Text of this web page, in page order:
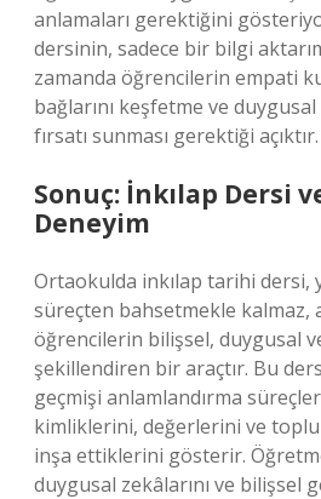
anlamaları gerektiğini
dersinin, sadece bir bilgi
zamanda öğrencilerin empati
bağlarını keşfetme ve
fırsatı sunması gerektiği açıktır.
Sonuç: İnkılap Dersi
Deneyim
Ortaokulda inkılap tarihi dersi,
süreçten bahsetmekle kalmaz,
öğrencilerin bilişsel, duygusal
şekillendiren bir araçtır. Bu
geçmişi anlamlandırma
kimliklerini, değerlerini ve
inşa ettiklerini gösterir.
duygusal zekâlarını ve bilişsel